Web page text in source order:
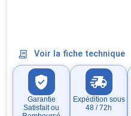
Voir la fiche technique
Garantie
Satisfait ou
Expédition sous
48 / 72h